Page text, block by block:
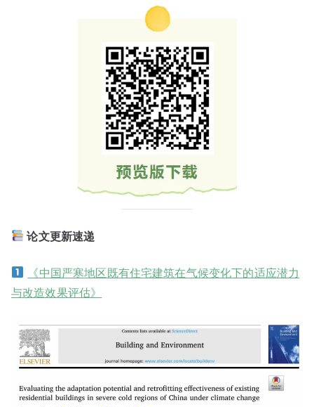
论文更新速递
《中国严寒地区既有住宅建筑在气候变化下的适应潜力
与改造效果评估》